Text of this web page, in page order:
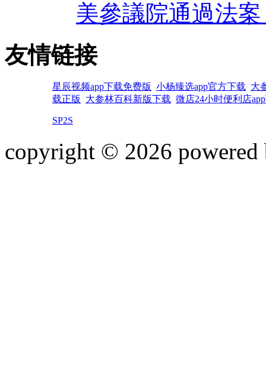
美參議院通過法
友情链接
星辰视频app下载免费版 小杨臻选app官方下载 大
载正版
大参林百科新版下载 微店24小时便利店
SP2S
copyright © 2026